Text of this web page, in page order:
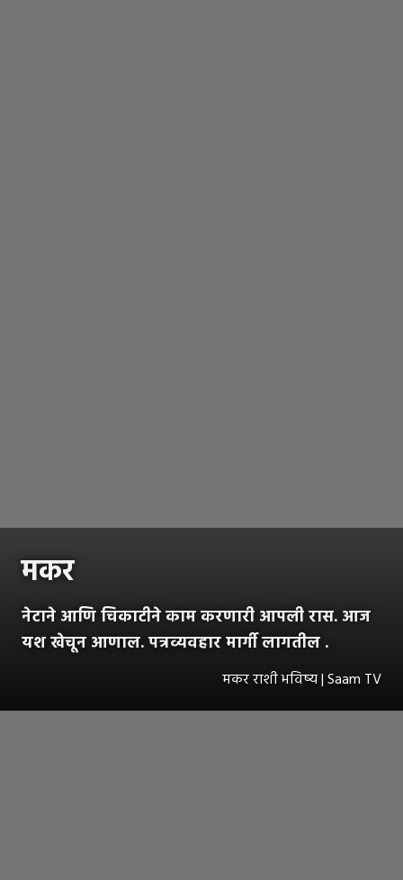
मकर
नेटाने आणि चिकाटीने काम करणारी आपली रास. आज
यश खेचून आणाल. पत्रव्यवहार मार्गी लागतील .
मकर राशी भविष्य | Saam TV